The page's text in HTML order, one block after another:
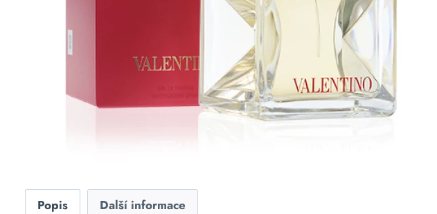
Popis Další informace